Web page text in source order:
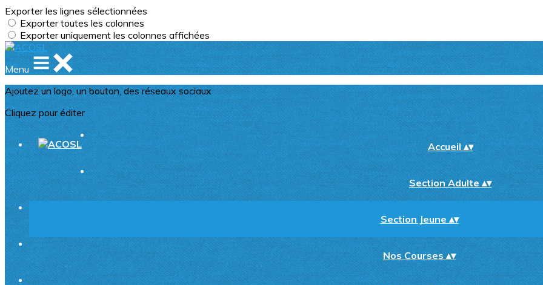
Exporter les lignes sélectionnées
Exporter toutes les colonnes
Exporter uniquement les colonnes affichées
Menu
Ajoutez un logo, un bouton, des réseaux sociaux
Cliquez pour éditer
Accueil▴▾
Section Adulte▴▾
Section Jeune ▴▾
Nos Courses▴▾